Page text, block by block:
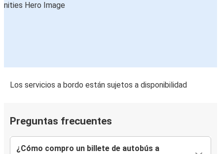
Los servicios a bordo están sujetos a disponibilidad
Preguntas frecuentes
¿Cómo compro un billete de autobús a